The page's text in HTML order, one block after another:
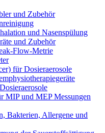
und Zubehör
und Nasenspülung
und Zubehör
Flow-Metrie
für Dosieraerosole
MIP und MEP Messungen
Bakterien, Allergene und